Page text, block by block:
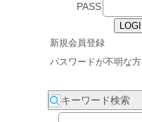
PASS
新規会員登録
パスワードが不明な方
キーワード検索